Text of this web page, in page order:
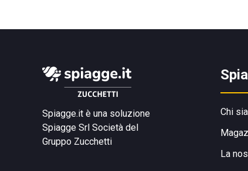
Spiagge.it è una soluzione
Spiagge Srl Società del
Gruppo Zucchetti
Chi
La